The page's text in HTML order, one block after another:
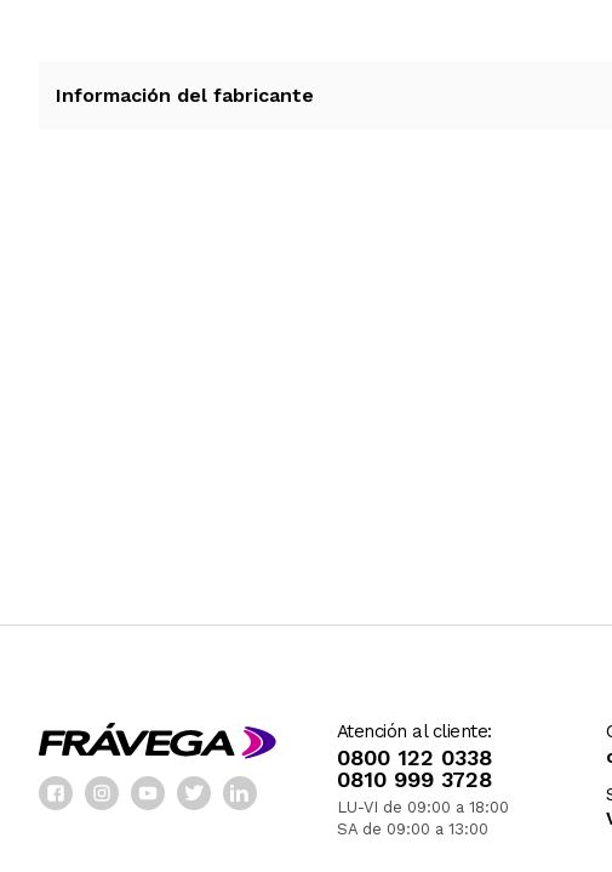
Información del fabricante
Atención al cliente:
0800 122 0338
0810 999 3728
LU-VI de 09:00 a 18:00
SA de 09:00 a 13:00